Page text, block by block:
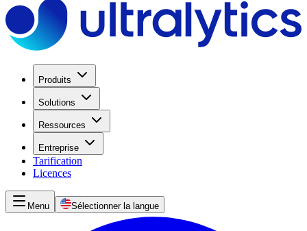
Produits
Solutions
Ressources
Entreprise
Tarification
Licences
Menu Sélectionner la langue